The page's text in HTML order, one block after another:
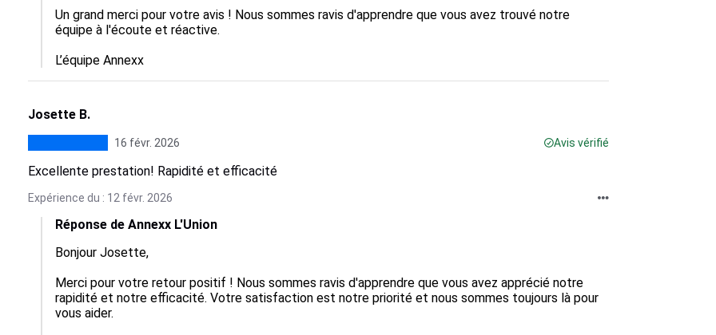
Un grand merci pour votre avis ! Nous sommes ravis d'apprendre que vous avez trouvé notre
équipe à l'écoute et réactive.
L’équipe Annexx
Josette B.
16 févr. 2026 Avis vérifié
Excellente prestation! Rapidité et efficacité
Expérience du : 12 févr. 2026
Réponse de Annexx L'Union
Bonjour Josette,
Merci pour votre retour positif ! Nous sommes ravis d'apprendre que vous avez apprécié notre
rapidité et notre efficacité. Votre satisfaction est notre priorité et nous sommes toujours là pour
vous aider.